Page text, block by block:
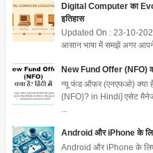
Digital Computer का
इतिहास
Updated On : 23-10-
आसान भाषा में समझें अगर
New Fund Offer (NFO)
न्यू फंड ऑफर (एनएफओ) क्या
(NFO)? in Hindi] एसेट
Android और iPhone के
Android और iPhone के